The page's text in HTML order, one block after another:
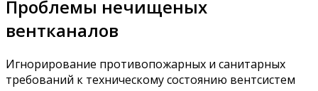
Проблемы нечищеных
вентканалов
Игнорирование противопожарных и санитарных
требований к техническому состоянию вентсистем